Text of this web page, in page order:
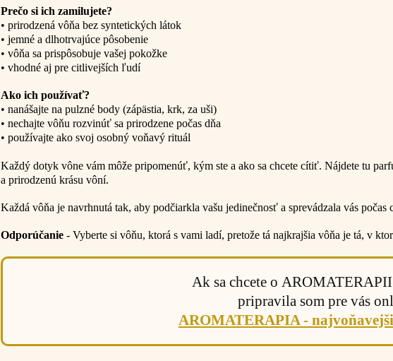
Prečo si ich zamilujete?
• prirodzená vôňa bez syntetických látok
• jemné a dlhotrvajúce pôsobenie
• vôňa sa prispôsobuje vašej pokožke
• vhodné aj pre citlivejších ľudí
Ako ich používať?
• nanášajte na pulzné body (zápästia, krk, za uši)
• nechajte vôňu rozvinúť sa prirodzene počas dňa
• používajte ako svoj osobný voňavý rituál
Každý dotyk vône vám môže pripomenúť, kým ste a ako sa chcete cítiť. Nájdete tu
a prirodzenú krásu vôní.
Každá vôňa je navrhnutá tak, aby podčiarkla vašu jedinečnosť a sprevádzala vás počas
Odporúčanie - Vyberte si vôňu, ktorá s vami ladí, pretože tá najkrajšia vôňa je tá, v
Ak sa chcete o
pripravila som pre vás
AROMATERAPIA -